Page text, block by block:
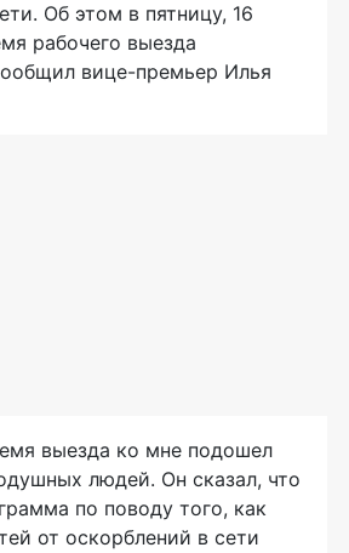
Об этом в пятницу, 16
рабочего выезда
вице-премьер Илья
выезда ко мне подошел
людей. Он сказал, что
по поводу того, как
от оскорблений в сети